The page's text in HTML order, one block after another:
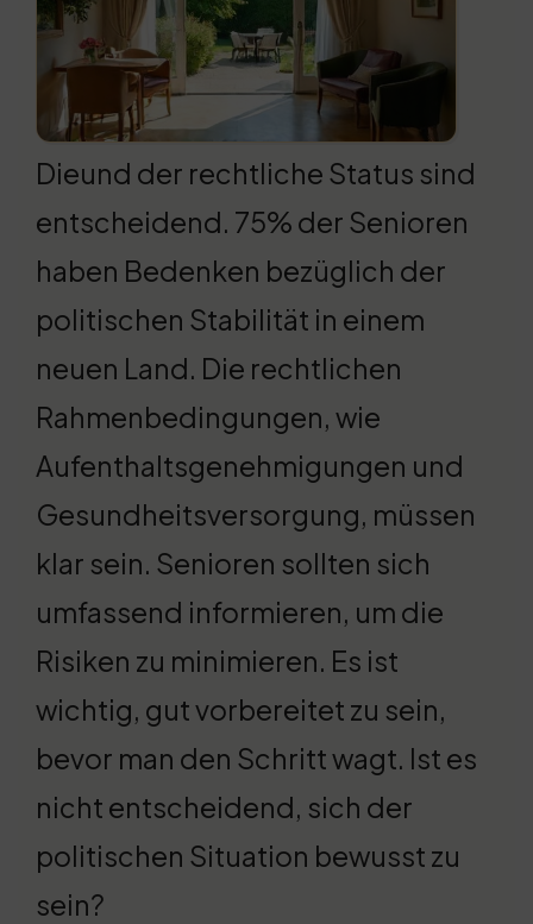
Dieund der rechtliche Status sind
entscheidend. 75% der Senioren
haben Bedenken bezüglich der
politischen Stabilität in einem
neuen Land. Die rechtlichen
Rahmenbedingungen, wie
Aufenthaltsgenehmigungen und
Gesundheitsversorgung, müssen
klar sein. Senioren sollten sich
umfassend informieren, um die
Risiken zu minimieren. Es ist
wichtig, gut vorbereitet zu sein,
bevor man den Schritt wagt. Ist es
nicht entscheidend, sich der
politischen Situation bewusst zu
sein?